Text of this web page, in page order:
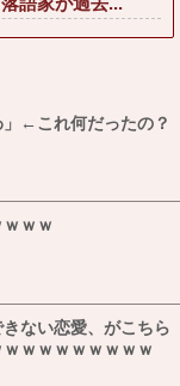
」←これ何だったの？
ｗｗ
きない恋愛、がこちら
ｗｗｗｗｗｗｗｗ